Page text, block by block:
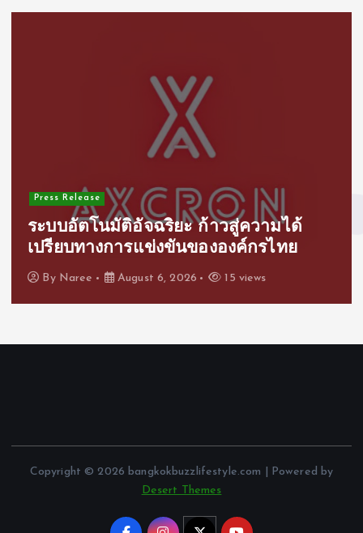
Press Release
ระบบอัตโนมัติอัจฉริยะ ก้าวสู่ความได้
เปรียบทางการแข่งขันขององค์กรไทย
By Naree August 6, 2026 15 views
Copyright © 2026 bangkokbuzzlifestyle.com | Powered by
Desert Themes